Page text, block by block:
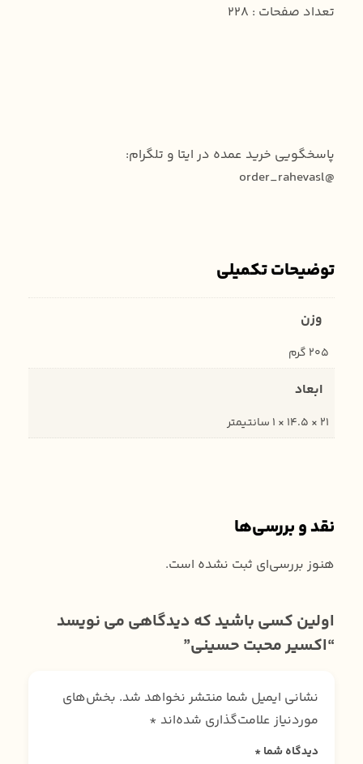
تعداد صفحات : 228
پاسخگویی خرید عمده در ایتا و تلگرام:
@order_rahevasl
توضیحات تکمیلی
وزن
205 گرم
ابعاد
21 × 14.5 × 1 سانتیمتر
نقد و بررسی‌ها
هنوز بررسی‌ای ثبت نشده است.
اولین کسی باشید که دیدگاهی می نویسد
“اکسیر محبت حسینی”
نشانی ایمیل شما منتشر نخواهد شد. بخش‌های
موردنیاز علامت‌گذاری شده‌اند *
دیدگاه شما*